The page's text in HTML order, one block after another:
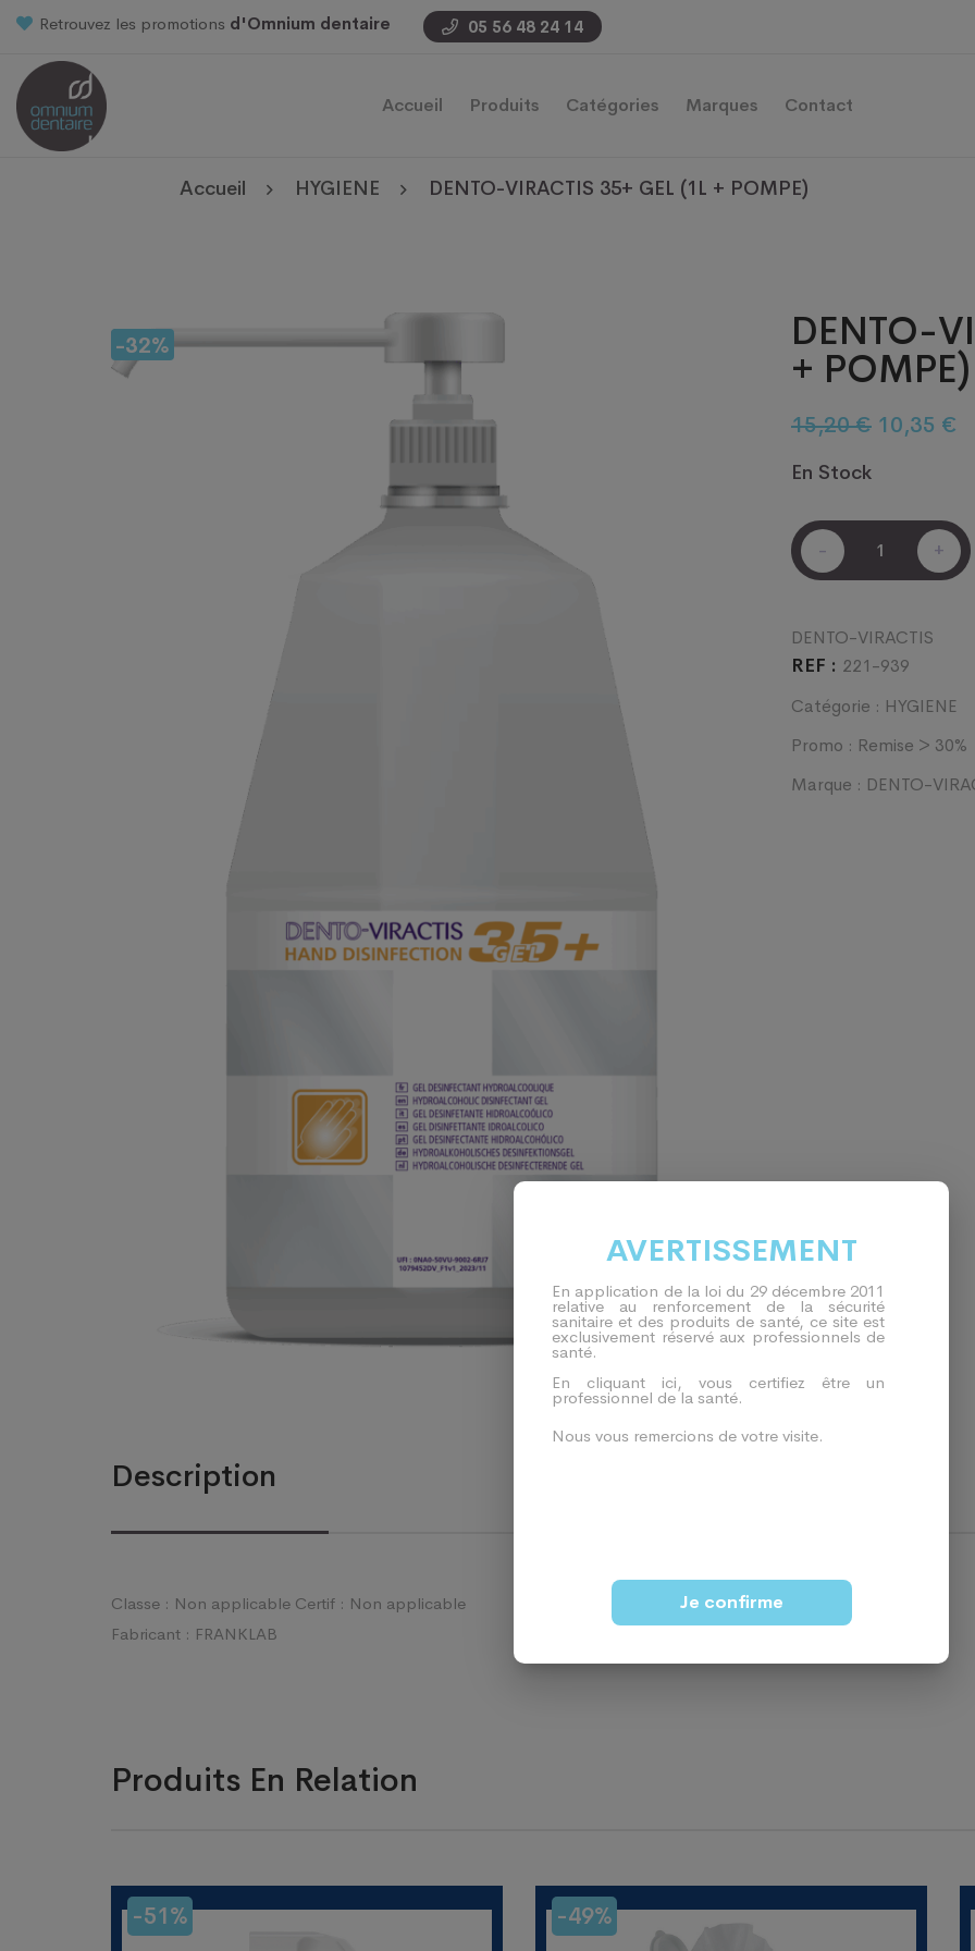
Retrouvez les promotions d'Omnium dentaire 05 56 48 24 14
Accueil Produits Catégories Marques Contact
Accueil HYGIENE DENTO-VIRACTIS 35+ GEL (1L + POMPE)
-32% DENTO-
+ POMPE)
15,20€ Le
était :
15,20 €.
10,35 €
En Stock
DENTO-
VIRACTIS
35+
+
POMPE)
- +
DENTO-VIRACTIS
REF : 221-939
Catégorie : HYGIENE
Promo : Remise > 30%
Marque : DENTO-
Description
Classe : Non applicable Certif : Non applicable
Fabricant : FRANKLAB
Produits En Relation
-51% -49%
AVERTISSEMENT
En application de la loi du 29 décembre 2011
relative au renforcement de la sécurité
sanitaire et des produits de santé, ce site est
exclusivement réservé aux professionnels de
santé.
En cliquant ici, vous certifiez être un
professionnel de la santé.
Nous vous remercions de votre visite.
Je confirme